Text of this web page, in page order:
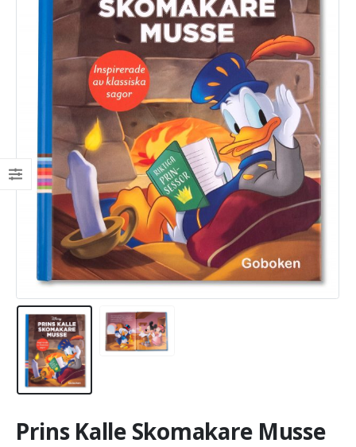
Prins Kalle Skomakare Musse